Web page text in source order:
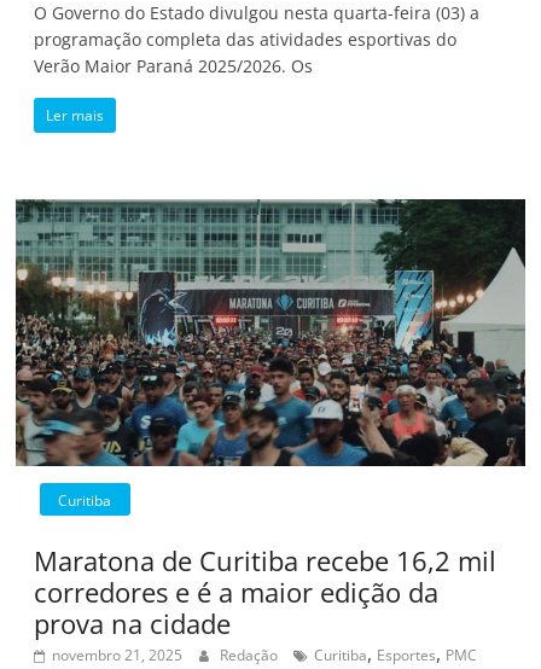
O Governo do Estado divulgou nesta quarta-feira (03) a
programação completa das atividades esportivas do
Verão Maior Paraná 2025/2026. Os
Ler mais
Curitiba
Maratona de Curitiba recebe 16,2 mil
corredores e é a maior edição da
prova na cidade
novembro 21, 2025 Redação Curitiba, Esportes, PMC